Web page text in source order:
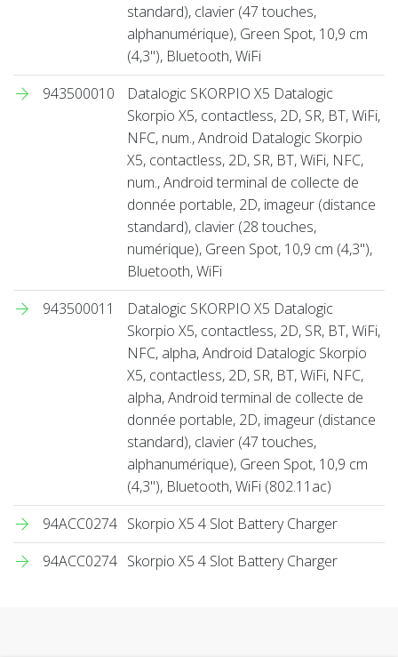
standard), clavier (47 touches,
alphanumérique), Green Spot, 10,9 cm
(4,3''), Bluetooth, WiFi
943500010
Datalogic SKORPIO X5 Datalogic
Skorpio X5, contactless, 2D, SR, BT, WiFi,
NFC, num., Android Datalogic Skorpio
X5, contactless, 2D, SR, BT, WiFi, NFC,
num., Android terminal de collecte de
donnée portable, 2D, imageur (distance
standard), clavier (28 touches,
numérique), Green Spot, 10,9 cm (4,3''),
Bluetooth, WiFi
943500011
Datalogic SKORPIO X5 Datalogic
Skorpio X5, contactless, 2D, SR, BT, WiFi,
NFC, alpha, Android Datalogic Skorpio
X5, contactless, 2D, SR, BT, WiFi, NFC,
alpha, Android terminal de collecte de
donnée portable, 2D, imageur (distance
standard), clavier (47 touches,
alphanumérique), Green Spot, 10,9 cm
(4,3''), Bluetooth, WiFi (802.11ac)
94ACC0274 Skorpio X5 4 Slot Battery Charger
94ACC0274 Skorpio X5 4 Slot Battery Charger